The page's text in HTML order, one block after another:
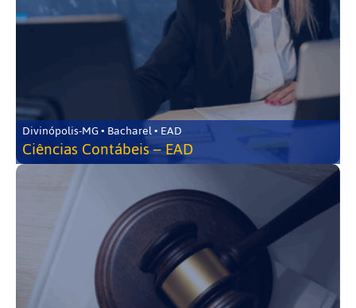
Divinópolis-MG • Bacharel • EAD
Ciências Contábeis – EAD